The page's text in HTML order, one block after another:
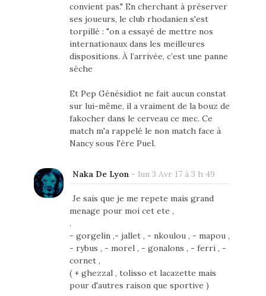
convient pas." En cherchant à préserver
ses joueurs, le club rhodanien s'est
torpillé : "on a essayé de mettre nos
internationaux dans les meilleures
dispositions. À l’arrivée, c’est une panne
sèche
Et Pep Génésidiot ne fait aucun constat
sur lui-même, il a vraiment de la bouz de
fakocher dans le cerveau ce mec. Ce
match m'a rappelé le non match face à
Nancy sous l'ère Puel.
Naka De Lyon- lun 3 Avr 17 à 3 h 49
Je sais que je me repete mais grand
menage pour moi cet ete ,
.
- gorgelin ,- jallet , - nkoulou , - mapou ,
- rybus , - morel , - gonalons , - ferri , -
cornet ,
( + ghezzal , tolisso et lacazette mais
pour d'autres raison que sportive )